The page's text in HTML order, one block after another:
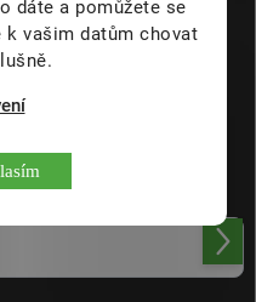
dáte a pomůžete se
k vašim datům chovat
se